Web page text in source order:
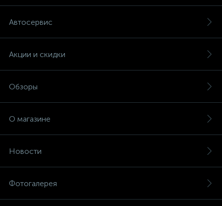
Автосервис
Акции и скидки
Обзоры
О магазине
Новости
Фотогалерея